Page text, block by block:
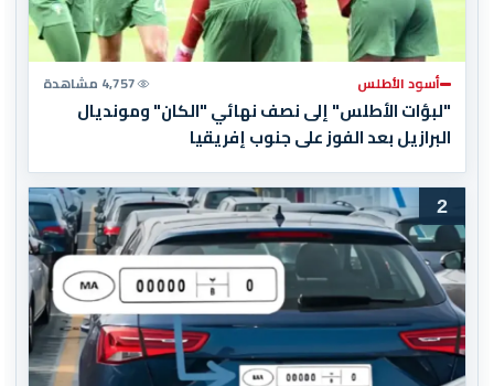
أسود الأطلس 4,757 مشاهدة
"لبؤات الأطلس" إلى نصف نهائي "الكان" ومونديال
البرازيل بعد الفوز على جنوب إفريقيا
2